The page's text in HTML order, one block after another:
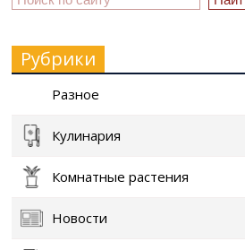
Рубрики
Разное
Кулинария
Комнатные растения
Новости